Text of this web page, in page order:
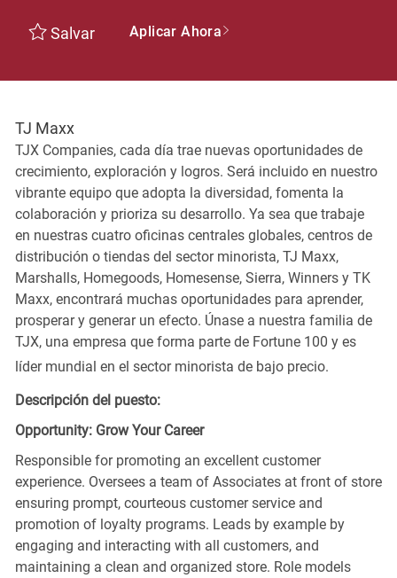
Salvar Aplicar Ahora
TJ Maxx
TJX Companies, cada día trae nuevas oportunidades de
crecimiento, exploración y logros. Será incluido en nuestro
vibrante equipo que adopta la diversidad, fomenta la
colaboración y prioriza su desarrollo. Ya sea que trabaje
en nuestras cuatro oficinas centrales globales, centros de
distribución o tiendas del sector minorista, TJ Maxx,
Marshalls, Homegoods, Homesense, Sierra, Winners y TK
Maxx, encontrará muchas oportunidades para aprender,
prosperar y generar un efecto. Únase a nuestra familia de
TJX, una empresa que forma parte de Fortune 100 y es
líder mundial en el sector minorista de bajo precio.
Descripción del puesto:
Opportunity: Grow Your Career
Responsible for promoting an excellent customer
experience. Oversees a team of Associates at front of store
ensuring prompt, courteous customer service and
promotion of loyalty programs. Leads by example by
engaging and interacting with all customers, and
maintaining a clean and organized store. Role models